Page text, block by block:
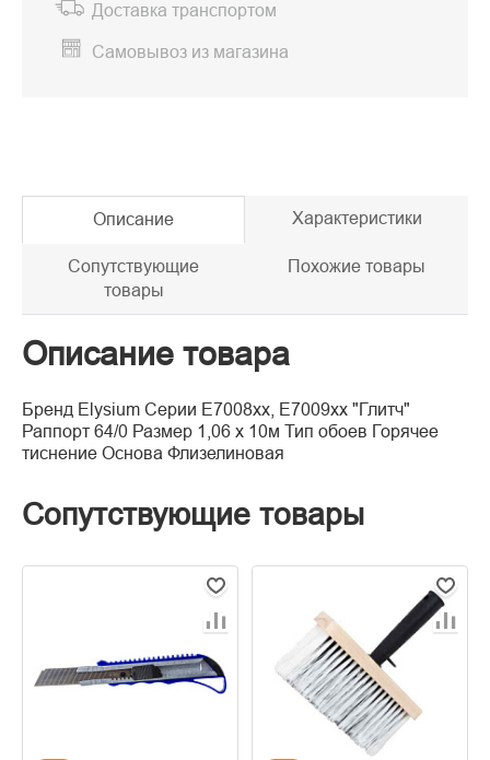
Доставка транспортом
Самовывоз из магазина
Описание Характеристики
Сопутствующие
товары
Похожие товары
Описание товара
Бренд Elysium Серии Е7008хх, Е7009хх "Глитч"
Раппорт 64/0 Размер 1,06 х 10м Тип обоев Горячее
тиснение Основа Флизелиновая
Сопутствующие товары